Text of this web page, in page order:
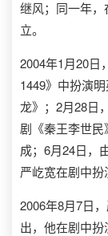
继风；同一年
立。
2004年1月20日
1449》中扮演
龙》；2月28日
剧《秦王李世
成；6月24日，
严屹宽在剧中扮
2006年8月7日
出，他在剧中